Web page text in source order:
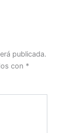
publicada.
con *